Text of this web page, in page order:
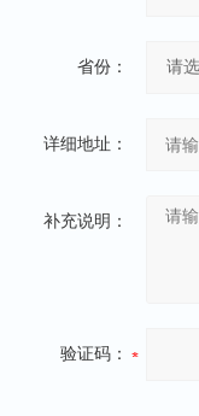
省份：
详细地址：
补充说明：
验证码：